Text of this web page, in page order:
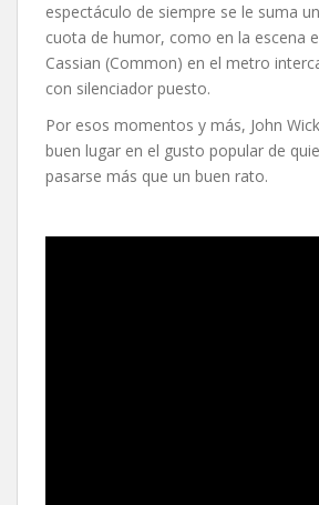
espectáculo de siempre se le suma
cuota de humor, como en la escena
Cassian (Common) en el metro
con silenciador puesto.
Por esos momentos y más, John
buen lugar en el gusto popular de
pasarse más que un buen rato.